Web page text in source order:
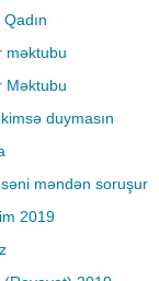
məktubu
Məktubu
duymasın
məndən soruşur
2019